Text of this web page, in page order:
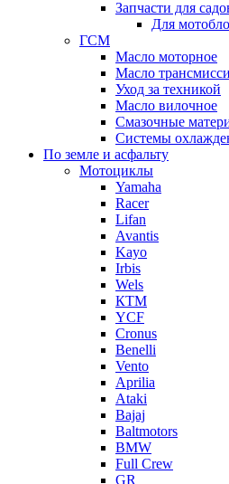
Запчасти для
Для
ГСМ
Масло моторное
Масло
Уход за техникой
Масло вилочное
Смазочные
Системы
По земле и асфальту
Мотоциклы
Yamaha
Racer
Lifan
Avantis
Kayo
Irbis
Wels
КТМ
YCF
Cronus
Benelli
Vento
Aprilia
Ataki
Bajaj
Baltmotors
BMW
Full Crew
GR